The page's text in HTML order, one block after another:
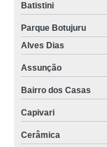
Batistini
Parque Botujuru
Alves Dias
Assunção
Bairro dos Casas
Capivari
Cerâmica